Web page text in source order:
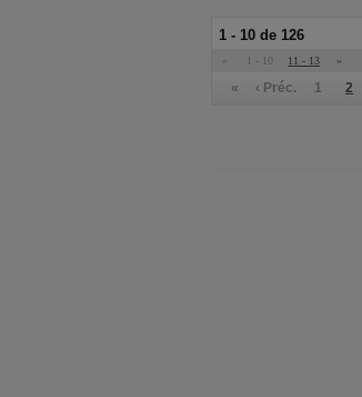
1 - 10 de 126
« 1 - 10 11 - 13 »
« ‹ Préc. 1 2